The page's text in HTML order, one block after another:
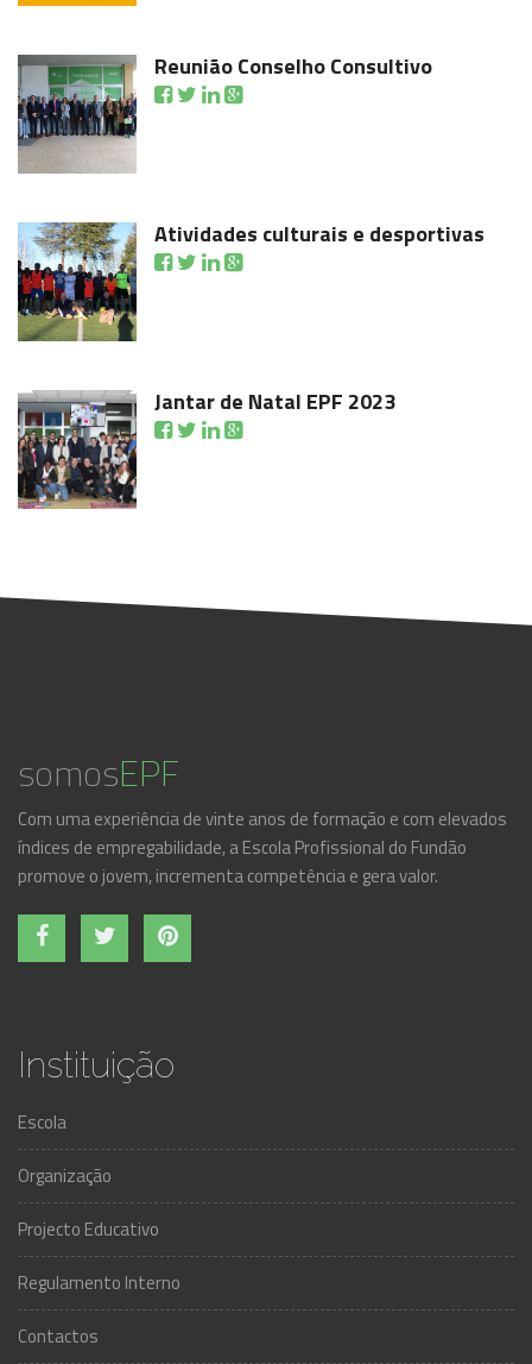
Reunião Conselho Consultivo
Atividades culturais e desportivas
Jantar de Natal EPF 2023
somosEPF
Com uma experiência de vinte anos de formação e com elevados
índices de empregabilidade, a Escola Profissional do Fundão
promove o jovem, incrementa competência e gera valor.
Instituição
Escola
Organização
Projecto Educativo
Regulamento Interno
Contactos